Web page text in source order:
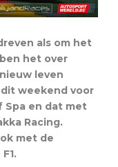
als om het
het over
leven
weekend voor
Spa en dat met
Racing.
met de